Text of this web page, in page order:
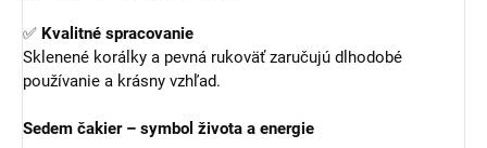
✅ Kvalitné spracovanie
Sklenené korálky a pevná rukoväť zaručujú dlhodobé
používanie a krásny vzhľad.
Sedem čakier – symbol života a energie